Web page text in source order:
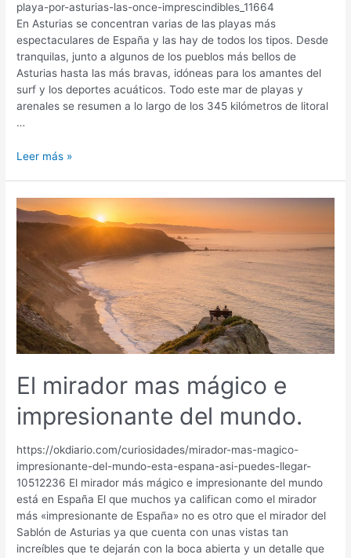
playa-por-asturias-las-once-imprescindibles_11664
En Asturias se concentran varias de las playas más
espectaculares de España y las hay de todos los tipos. Desde
tranquilas, junto a algunos de los pueblos más bellos de
Asturias hasta las más bravas, idóneas para los amantes del
surf y los deportes acuáticos. Todo este mar de playas y
arenales se resumen a lo largo de los 345 kilómetros de litoral
…
Las
espectaculares
de
Leer más »
El mirador mas mágico e
impresionante del mundo.
https://okdiario.com/curiosidades/mirador-mas-magico-
impresionante-del-mundo-esta-espana-asi-puedes-llegar-
10512236 El mirador más mágico e impresionante del mundo
está en España El que muchos ya califican como el mirador
más «impresionante de España» no es otro que el mirador del
Sablón de Asturias ya que cuenta con unas vistas tan
increíbles que te dejarán con la boca abierta y un detalle que